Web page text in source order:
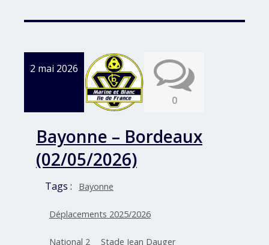
2 mai 2026
0
Bayonne – Bordeaux
(02/05/2026)
Tags : Bayonne
Déplacements 2025/2026
National 2 Stade Jean Dauger